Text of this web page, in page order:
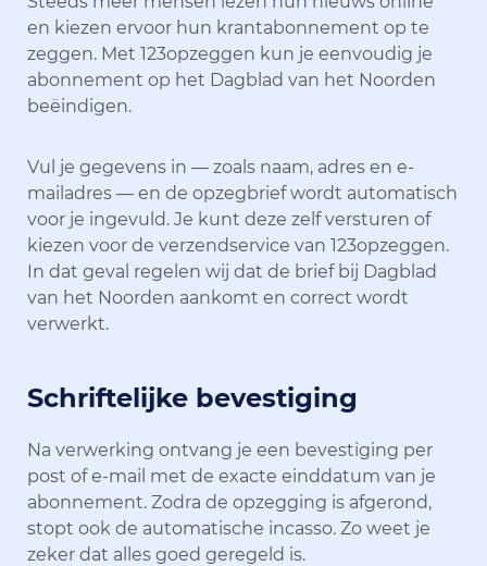
en kiezen ervoor hun krantabonnement op te
zeggen. Met 123opzeggen kun je eenvoudig je
abonnement op het Dagblad van het Noorden
beëindigen.
Vul je gegevens in — zoals naam, adres en e-
mailadres — en de opzegbrief wordt automatisch
voor je ingevuld. Je kunt deze zelf versturen of
kiezen voor de verzendservice van 123opzeggen.
In dat geval regelen wij dat de brief bij Dagblad
van het Noorden aankomt en correct wordt
verwerkt.
Schriftelijke bevestiging
Na verwerking ontvang je een bevestiging per
post of e-mail met de exacte einddatum van je
abonnement. Zodra de opzegging is afgerond,
stopt ook de automatische incasso. Zo weet je
zeker dat alles goed geregeld is.